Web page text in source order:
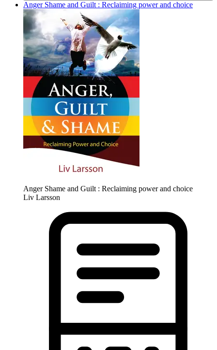
Anger Shame and Guilt : Reclaiming power and choice
Anger Shame and Guilt : Reclaiming power and choice
Liv Larsson